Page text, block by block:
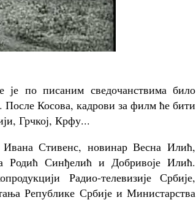
по писаним сведочанствима било
После Косова, кадрови за филм ће бити
Грчкој, Крфу...
Стивенс, новинар Весна Илић,
Родић Синђелић и Добривоје Илић.
Радио-телевизије Србије,
Републике Србије и Министарства